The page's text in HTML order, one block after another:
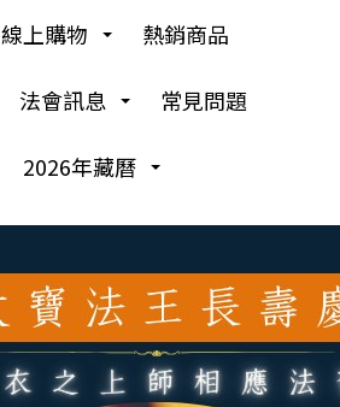
線上購物 熱銷商品
法會訊息 常見問題
2026年藏曆